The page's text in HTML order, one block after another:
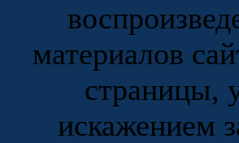
материалов
страницы,
искажением